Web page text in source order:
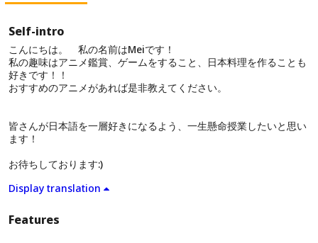
Self-intro
こんにちは。 私の名前はMeiです！
私の趣味はアニメ鑑賞、ゲームをすること、日本料理を作ることも
好きです！！
おすすめのアニメがあれば是非教えてください。
皆さんが日本語を一層好きになるよう、一生懸命授業したいと思い
ます！
お待ちしております:)
Display translation
Features